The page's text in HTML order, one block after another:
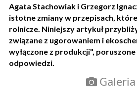
Agata Stachowiak i Grzegorz
istotne zmiany w przepisach, które
rolnicze. Niniejszy artykuł
związane z ugorowaniem i
wyłączone z produkcji",
odpowiedzi.
Galeria